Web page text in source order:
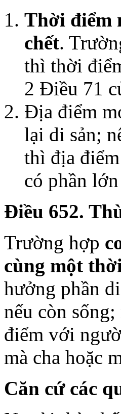
Thời điểm
chết.
thì thời
2 Điều 71
Địa điểm
lại di sản;
thì địa
có phần
Điều 652.
Trường hợp
cùng một
hưởng phần
nếu còn
điểm với
mà cha hoặc
Căn cứ các